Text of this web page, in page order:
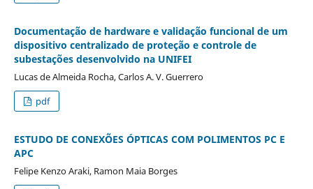
Documentação de hardware e validação funcional de um
dispositivo centralizado de proteção e controle de
subestações desenvolvido na UNIFEI
Lucas de Almeida Rocha, Carlos A. V. Guerrero
pdf
ESTUDO DE CONEXÕES ÓPTICAS COM POLIMENTOS PC E
APC
Felipe Kenzo Araki, Ramon Maia Borges